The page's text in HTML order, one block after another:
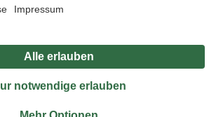
reicht.
gilt nicht für Artikel mit Speditionsversand, hier
Impressum
Widerrufsrecht
Vertrag widerrufen